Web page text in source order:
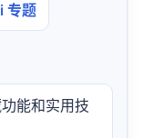
专题
能和实用技